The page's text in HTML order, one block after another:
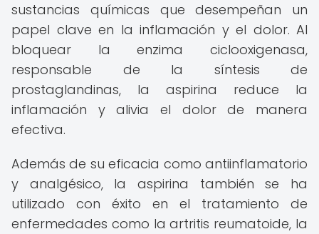
sustancias químicas que desempeñan un
papel clave en la inflamación y el dolor. Al
bloquear la enzima ciclooxigenasa,
responsable de la síntesis de
prostaglandinas, la aspirina reduce la
inflamación y alivia el dolor de manera
efectiva.
Además de su eficacia como antiinflamatorio
y analgésico, la aspirina también se ha
utilizado con éxito en el tratamiento de
enfermedades como la artritis reumatoide, la